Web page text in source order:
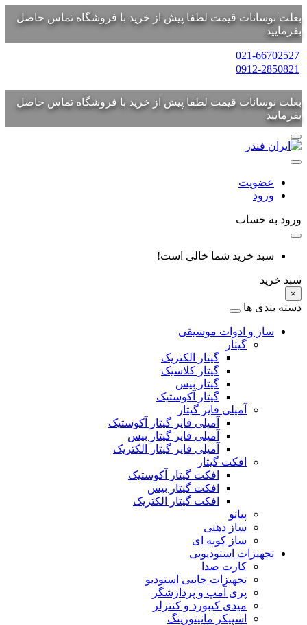
بعلت نوسانات قیمت لطفا پیش از خرید با فروشگاه تماس حاصل
بفرمایید
021-66702527
0912-2850821
بعلت نوسانات قیمت لطفا پیش از خرید با فروشگاه تماس حاصل
بفرمایید
عضویت
ورود
ورود به حساب
سبد خرید شما خالی است!
سبد خرید
×
دسته بندی ها
ساز و ادوات موسیقی
گیتار
گیتار الکتریک
گیتار کلاسیک
گیتار بیس
گیتار آکوستیک
آمپلی فایر گیتار
آمپلی فایر گیتار آکوستیک
آمپلی فایر گیتار بیس
آمپلی فایر گیتار الکتریک
افکت گیتار
افکت گیتار آکوستیک
افکت گیتار بیس
افکت گیتار الکتریک
پیانو
ساز دهنی
ساز کوبه ای
تجهیزات استودیویی
کارت صدا
تجهیزات جانبی استودیو
پری آمپ و پردازشگر
میدی کیبورد و کنترلر
اسپیکر مانیتورینگ